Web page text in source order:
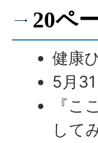
20ペ
健康
5月
『こ
して